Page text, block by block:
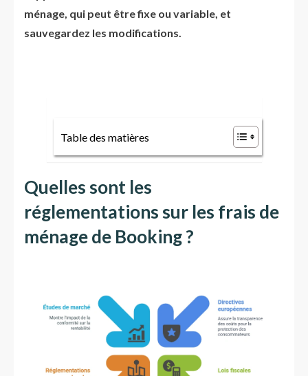
ménage, qui peut être fixe ou variable, et
sauvegardez les modifications.
Table des matières
Quelles sont les
réglementations sur les frais de
ménage de Booking ?